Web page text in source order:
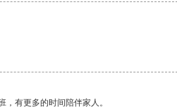
有更多的时间陪伴家人。